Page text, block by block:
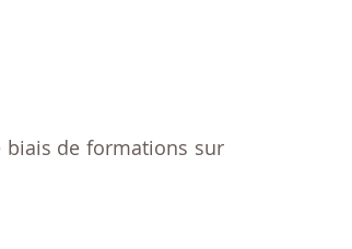
biais de formations sur